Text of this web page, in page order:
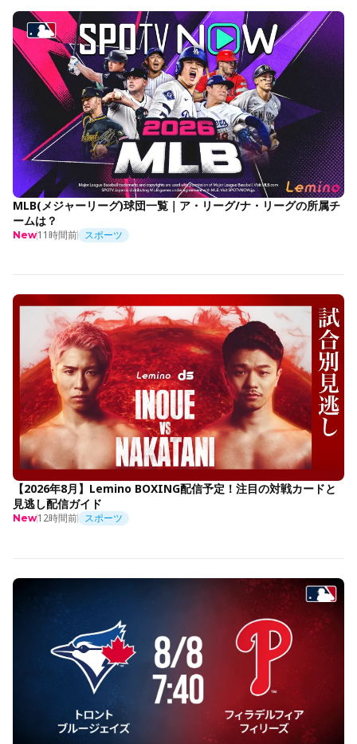
MLB(メジャーリーグ)球団一覧｜ア・リーグ/ナ・リーグの所属チ
ームは？
New11時間前 スポーツ
【2026年8月】Lemino BOXING配信予定！注目の対戦カードと
見逃し配信ガイド
New12時間前 スポーツ